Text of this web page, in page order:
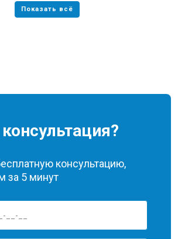
консультацию,
за 5 минут